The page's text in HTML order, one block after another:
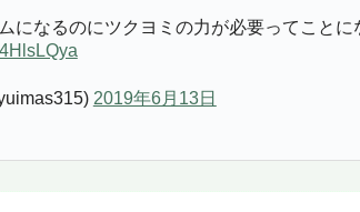
になるのにツクヨミの力が必要ってこと
2019年6月13日